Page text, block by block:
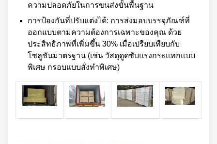
ความปลอดภัยในการขนส่งขั้นพื้นฐาน
การป้องกันที่ปรับแต่งได้: การส่งมอบบรรจุภัณฑ์ที่
ออกแบบตามความต้องการเฉพาะของคุณ ด้วย
ประสิทธิภาพที่เพิ่มขึ้น 30% เมื่อเปรียบเทียบกับ
โซลูชันมาตรฐาน (เช่น วัสดุดูดซับแรงกระแทกแบบ
พิเศษ กรอบแบบสั่งทำพิเศษ)